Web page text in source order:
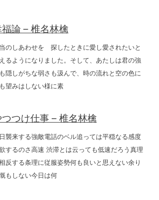
論 – 椎名林檎
のしあわせを 探したときに愛し愛されたいと
るようになりました。そして、あたしは君の強
隠しがちな弱さも汲んで、時の流れと空の色に
望みはしない様に素
つけ仕事 – 椎名林檎
襲来する強敵電話のベル追っては平穏なる感度
するのさ高速 渋滞とは云っても低速だろう真理
反する条理に従服姿勢何も良いと思えない余り
もしない今日は何